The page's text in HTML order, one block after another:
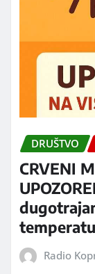
DRUŠTVO
CRVENI
Radio